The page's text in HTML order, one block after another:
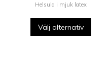
Helsula i mjuk latex
Välj alternativ